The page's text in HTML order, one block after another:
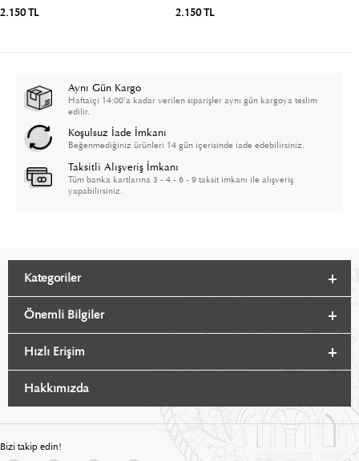
2.150 TL 2.150 TL
Aynı Gün Kargo
Haftaiçi 14:00'a kadar verilen siparişler aynı gün kargoya teslim
edilir.
Koşulsuz İade İmkanı
Beğenmediğiniz ürünleri 14 gün içerisinde iade edebilirsiniz.
Taksitli Alışveriş İmkanı
Tüm banka kartlarına 3 - 4 - 6 - 9 taksit imkanı ile alışveriş
yapabilirsiniz.
Kategoriler
Önemli Bilgiler
Hızlı Erişim
Hakkımızda
Bizi takip edin!